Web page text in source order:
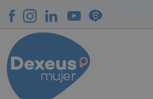
au
contenu
principal